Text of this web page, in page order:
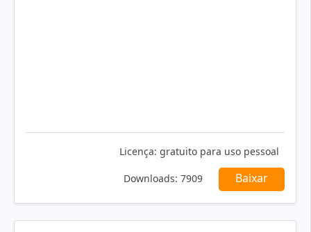
Licença: gratuito para uso pessoal
Downloads: 7909 Baixar